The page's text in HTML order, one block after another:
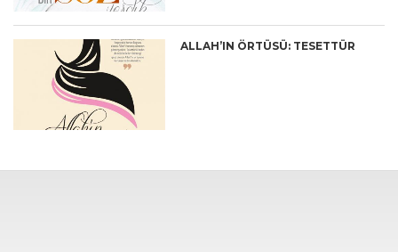
ALLAH’IN ÖRTÜSÜ: TESETTÜR